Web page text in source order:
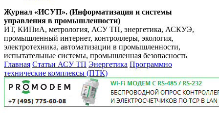
Журнал «ИСУП». (Информатизация и системы
управления в промышленности)
ИТ, КИПиА, метрология, АСУ ТП, энергетика, АСКУЭ,
промышленный интернет, контроллеры, экология,
электротехника, автоматизации в промышленности,
испытательные системы, промышленная безопасность
Главная Статьи АСУ ТП Энергетика Программно
технические комплексы (ПТК)